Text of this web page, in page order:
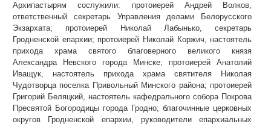
Архипастырям сослужили: протоиерей Андрей Волков,
ответственный секретарь Управления делами Белорусского
Экзархата; протоиерей Николай Лабынько, секретарь
Гродненской епархии; протоиерей Николай Коржич, настоятель
прихода храма святого благоверного великого князя
Александра Невского города Минске; протоиерей Анатолий
Иващук, настоятель прихода храма святителя Николая
Чудотворца поселка Привольный Минского района; протоиерей
Григорий Беляцкий, настоятель кафедрального собора Покрова
Пресвятой Богородицы города Гродно; благочинные церковных
округов Гродненской епархии, руководители епархиальных